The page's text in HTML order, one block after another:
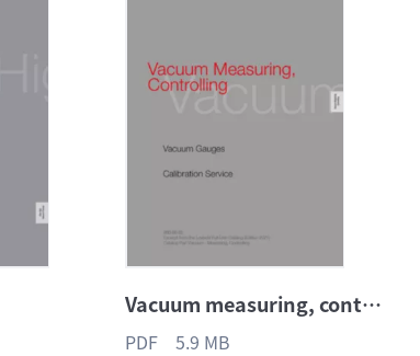
Vacuum measuring, controlling
PDF 5.9 MB